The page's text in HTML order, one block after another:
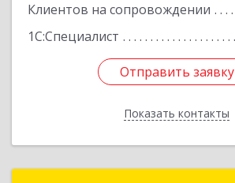
Клиентов на сопровождении
1С:Специалист
Отправить заявку
Показать контакты
Отправить заявку
Назад